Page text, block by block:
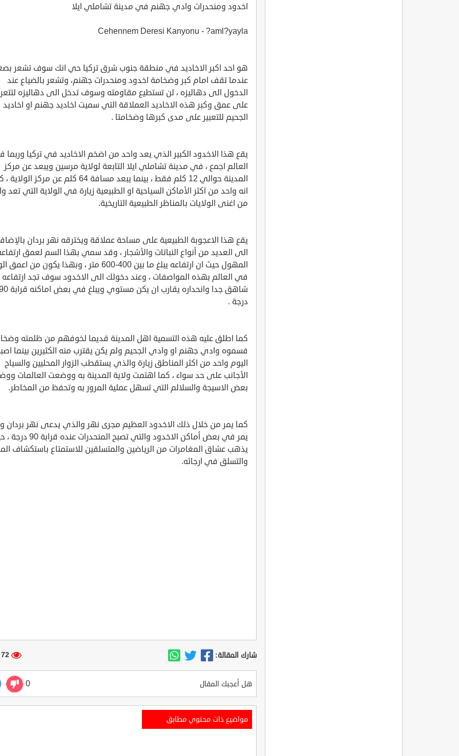
اخدود ومنحدرات وادي جهنم في مدينة تشاملي ايلا
Cehennem Deresi Kanyonu - ?aml?yayla
هو احد اكبر الاخاديد في منطقة جنوب شرق تركيا حي انك سوف تشعر
عندما تقف امام كبر وضخامة اخدود ومنحدرات جهنم، وتشعر بالضياع عند
الدخول الى دهاليزه ، لن تستطيع مقاومته وسوف تدخل الى دهاليزه
على عمق وكبر هذه الاخاديد العملاقة التي سميت اخاديد جهنم او اخاديد
الجحيم للتعبير على مدى كبرها وضخامتا .
يقع هذا الاخدود الكبير الذي يعد واحد من اضخم الاخاديد في تركيا
العالم اجمع ، في مدينة تشاملي ايلا التابعة لولاية مرسين ويبعد عن مركز
المدينة حوالي 12 كلم فقط ، بينما يبعد مسافة 64 كلم عن مركز
انه واحد من اكثر الأماكن السياحية او الطبيعية زيارة في الولاية التي تعد
من اغنى الولايات بالمناظر الطبيعية التاريخية.
يقع هذا الاعجوبة الطبيعية على مساحة عملاقة ويخترقه نهر بردان
الى العديد من أنواع النباتات والأشجار ، وقد سمي بهذا السم لعمق
المهول حيث ان ارتفاعه يبلغ ما بين 400-600 متر ، وبهذا يكون من
في العالم بهذه المواصفات ، وعند دخولك الى الاخدود سوف تجد ارتفاعه
شاهق جدا وانحداره يقارب ان يكن مستوي ويبلغ
درجة .
كما اطلق عليه هذه التسمية اهل المدينة قديما لخوفهم من ظلمته
فسموه وادي جهنم او وادي الجحيم ولم يكن يقترب منه الكثيرين بينما
اليوم واحد من اكثر المناطق زيارة والذي يستقطب الزوار المحليين والسياح
الأجانب على حد سواء ، كما اهتمت ولاية المدينة به ووضعت العالمات
بعض الاسيجة والسلالم التي تسهل عملية المرور به وتحفظ من المخاطر.
كما يمر من خلال ذلك الاخدود العظيم مجرى نهر والذي يدعى نهر بردان
يمر في بعض أماكن الاخدود والتي تصبح المنحدرات
يذهب عشاق المغامرات من الرياضين والمتسلقين للاستمتاع باستكشاف
والتسلق في ارجائه.
شارك المقالة: 72 مشاهدة
هل أعجبك المقال 0
مواضيع ذات محتوي مطابق